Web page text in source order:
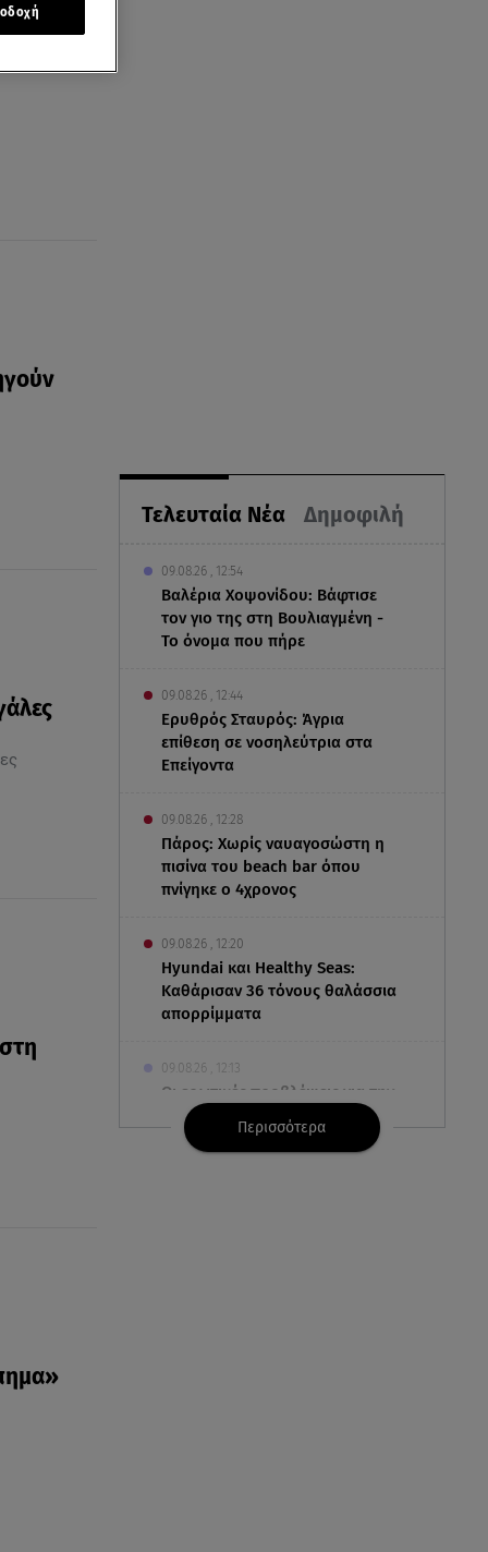
Τελευταία Νέα Δημοφιλή
09.08.26 , 12:54
Βαλέρια Χοψονίδου: Βάφτισε
τον γιο της στη Βουλιαγμένη -
Το όνομα που πήρε
09.08.26 , 12:44
Ερυθρός Σταυρός: Άγρια
επίθεση σε νοσηλεύτρια στα
Επείγοντα
09.08.26 , 12:28
Πάρος: Χωρίς ναυαγοσώστη η
πισίνα του beach bar όπου
πνίγηκε ο 4χρονος
09.08.26 , 12:20
Hyundai και Healthy Seas:
Καθάρισαν 36 τόνους θαλάσσια
απορρίμματα
09.08.26 , 12:13
Οι ερωτικές προβλέψεις για την
εβδομάδα 10/08/2026 -
16/08/2026
Περισσότερα